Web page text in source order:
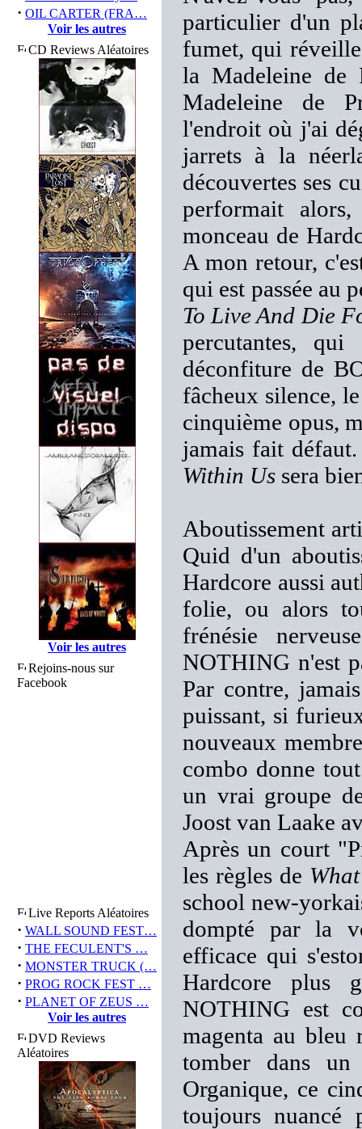
· OIL CARTER (FRA…
Voir les autres
CD Reviews Aléatoires
Voir les autres
Rejoins-nous sur
Facebook
Live Reports Aléatoires
· WALL SOUND FEST…
· THE FECULENT'S …
· MONSTER TRUCK (…
· PROG ROCK FEST …
· PLANET OF ZEUS …
Voir les autres
DVD Reviews
Aléatoires
particulier d'un
fumet, qui
la Madeleine de
Madeleine de
l'endroit où j'ai
jarrets à la
découvertes ses
performait
monceau de
A mon retour,
qui est passée au
To Live And Die
percutantes,
déconfiture de
fâcheux silence,
cinquième opus,
jamais fait
Within Us sera
Aboutissement
Quid d'un
Hardcore aussi
folie, ou alors
frénésie
NOTHING n'est
Par contre,
puissant, si
nouveaux
combo donne
un vrai groupe
Joost van Laake
Après un court
les règles de
school new-
dompté par la
efficace qui
Hardcore plus
NOTHING est
magenta au bleu
tomber dans
Organique, ce
toujours nuancé